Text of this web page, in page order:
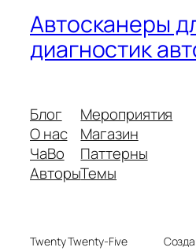
Автосканеры
диагностик
Блог
О нас
ЧаВо
Авторы
Мероприятия
Магазин
Паттерны
Темы
Twenty Twenty-Five